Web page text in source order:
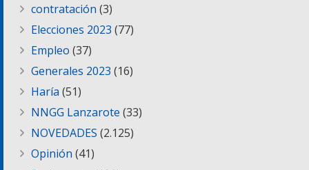
contratación (3)
Elecciones 2023 (77)
Empleo (37)
Generales 2023 (16)
Haría (51)
NNGG Lanzarote (33)
NOVEDADES (2.125)
Opinión (41)